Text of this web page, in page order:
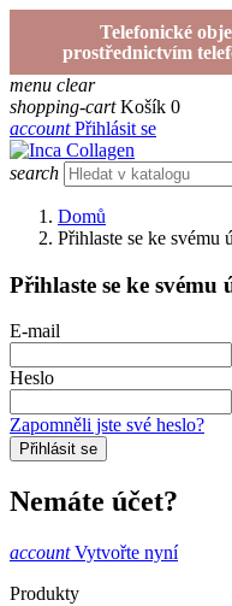
Telefonické
prostřednictvím
menu clear
shopping-cart Košík 0
account Přihlásit se
search
Domů
Přihlaste se ke svému
Přihlaste se ke svému
E-mail
Heslo
Zapomněli jste své heslo?
Přihlásit se
Nemáte účet?
accountVytvořte nyní
Produkty